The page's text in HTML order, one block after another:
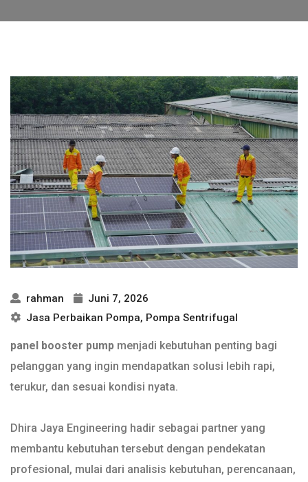
rahman
Juni 7, 2026
Jasa Perbaikan Pompa, Pompa Sentrifugal
panel booster pump menjadi kebutuhan penting bagi
pelanggan yang ingin mendapatkan solusi lebih rapi,
terukur, dan sesuai kondisi nyata.
Dhira Jaya Engineering hadir sebagai partner yang
membantu kebutuhan tersebut dengan pendekatan
profesional, mulai dari analisis kebutuhan, perencanaan,